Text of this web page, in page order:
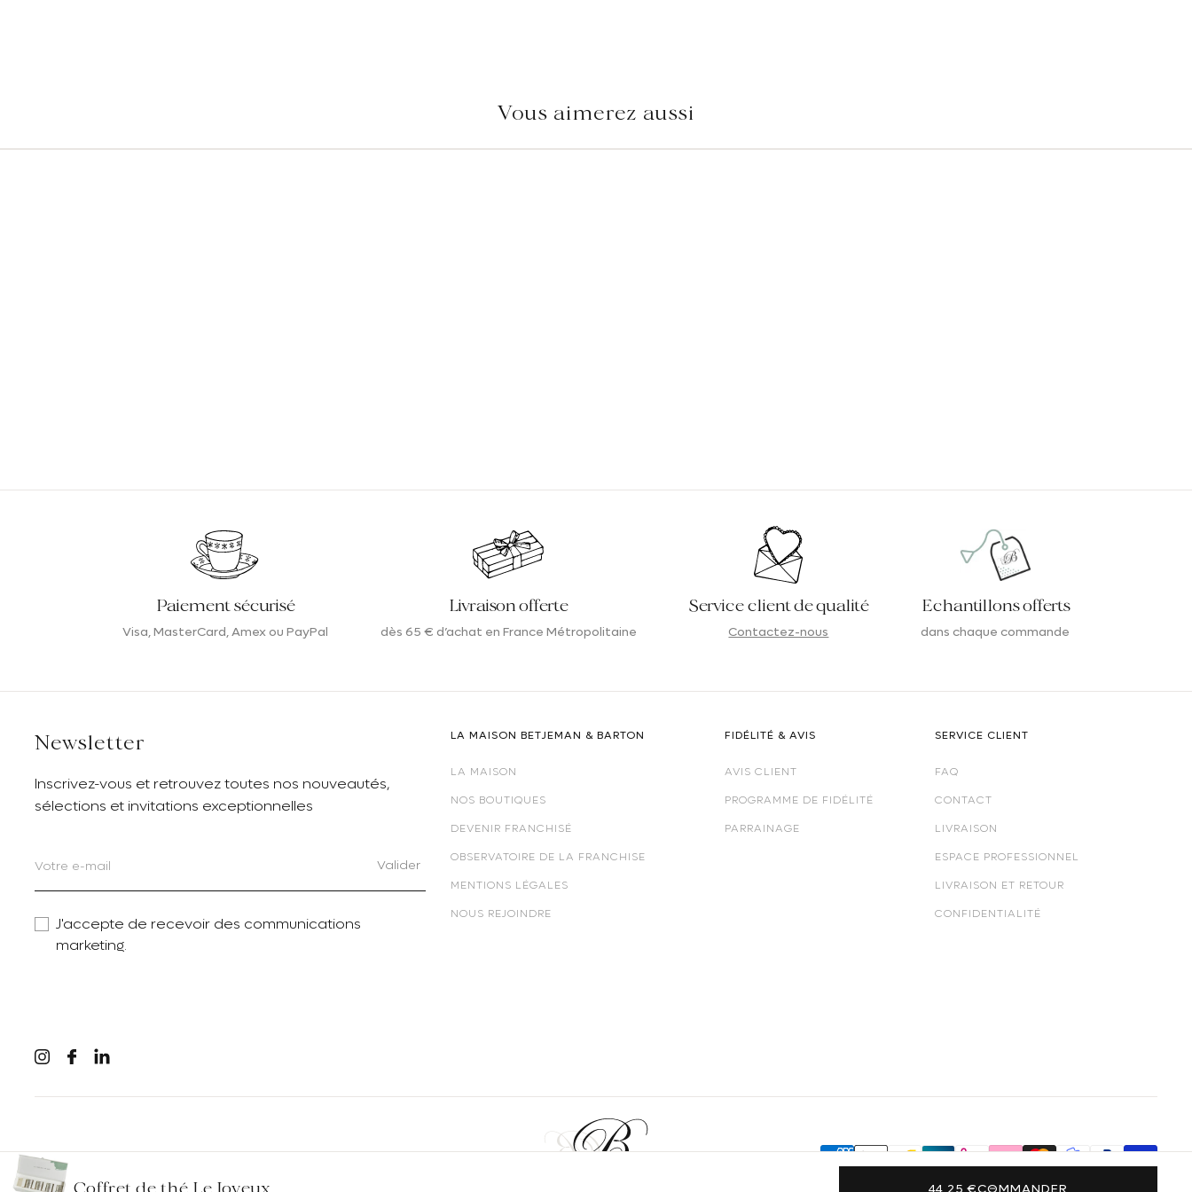
Vous aimerez aussi
Paiement sécurisé
Visa, MasterCard, Amex ou PayPal
Livraison offerte
dès 65 € d’achat en France Métropolitaine
Service client de qualité
Contactez-nous
Echantillons offerts
dans chaque commande
Newsletter
Inscrivez-vous et retrouvez toutes nos nouveautés,
sélections et invitations exceptionnelles
Valider
J'accepte de recevoir des communications
marketing.
Instagram
Facebook
Linkedin
LA MAISON BETJEMAN & BARTON
LA MAISON
NOS BOUTIQUES
DEVENIR FRANCHISÉ
OBSERVATOIRE DE LA FRANCHISE
MENTIONS LÉGALES
NOUS REJOINDRE
FIDÉLITÉ & AVIS
AVIS CLIENT
PROGRAMME DE FIDÉLITÉ
PARRAINAGE
SERVICE CLIENT
FAQ
CONTACT
LIVRAISON
ESPACE PROFESSIONNEL
LIVRAISON ET RETOUR
CONFIDENTIALITÉ
FR EN
44,25 €COMMANDER